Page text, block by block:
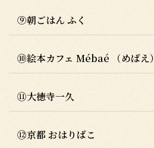
⑨朝ごはん ふく
⑩絵本カフェ Mébaé （めばえ）
⑪大徳寺一久
⑫京都 おはりばこ